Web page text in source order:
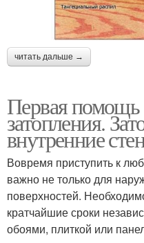
читать дальше →
Первая помощь
затопления.
внутренние
Вовремя приступить к
важно не только для
поверхностей.
кратчайшие сроки
обоями, плиткой или